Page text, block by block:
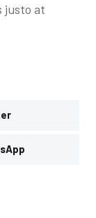
justo at